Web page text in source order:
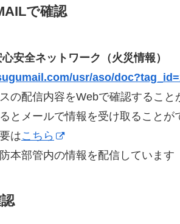
で確認
安全ネットワーク（火災情報）
usr/aso/
の配信内容をWebで確認すること
とメールで情報を受け取ることが
はこちら
本部管内の情報を配信しています